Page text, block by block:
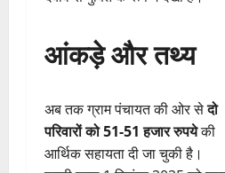
आंकड़े और तथ्य
अब तक ग्राम पंचायत की ओर सेदो
परिवारों को 51-51 हजार रुपयेकी
आर्थिक सहायता दी जा चुकी है।